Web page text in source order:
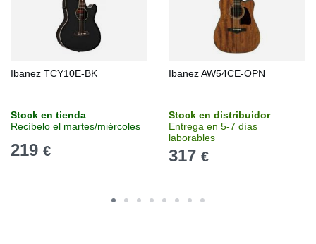
Ibanez TCY10E-BK
Stock en tienda
Recíbelo el martes/miércoles
219 €
Ibanez AW54CE-OPN
Stock en distribuidor
Entrega en 5-7 días
laborables
317 €